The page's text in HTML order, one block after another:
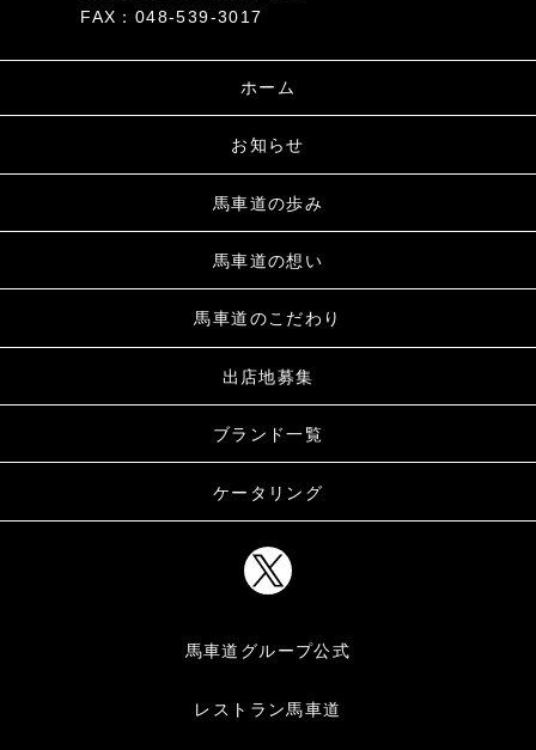
FAX：048-539-3017
ホーム
お知らせ
馬車道の歩み
馬車道の想い
馬車道のこだわり
出店地募集
ブランド一覧
ケータリング
馬車道グループ公式
レストラン馬車道